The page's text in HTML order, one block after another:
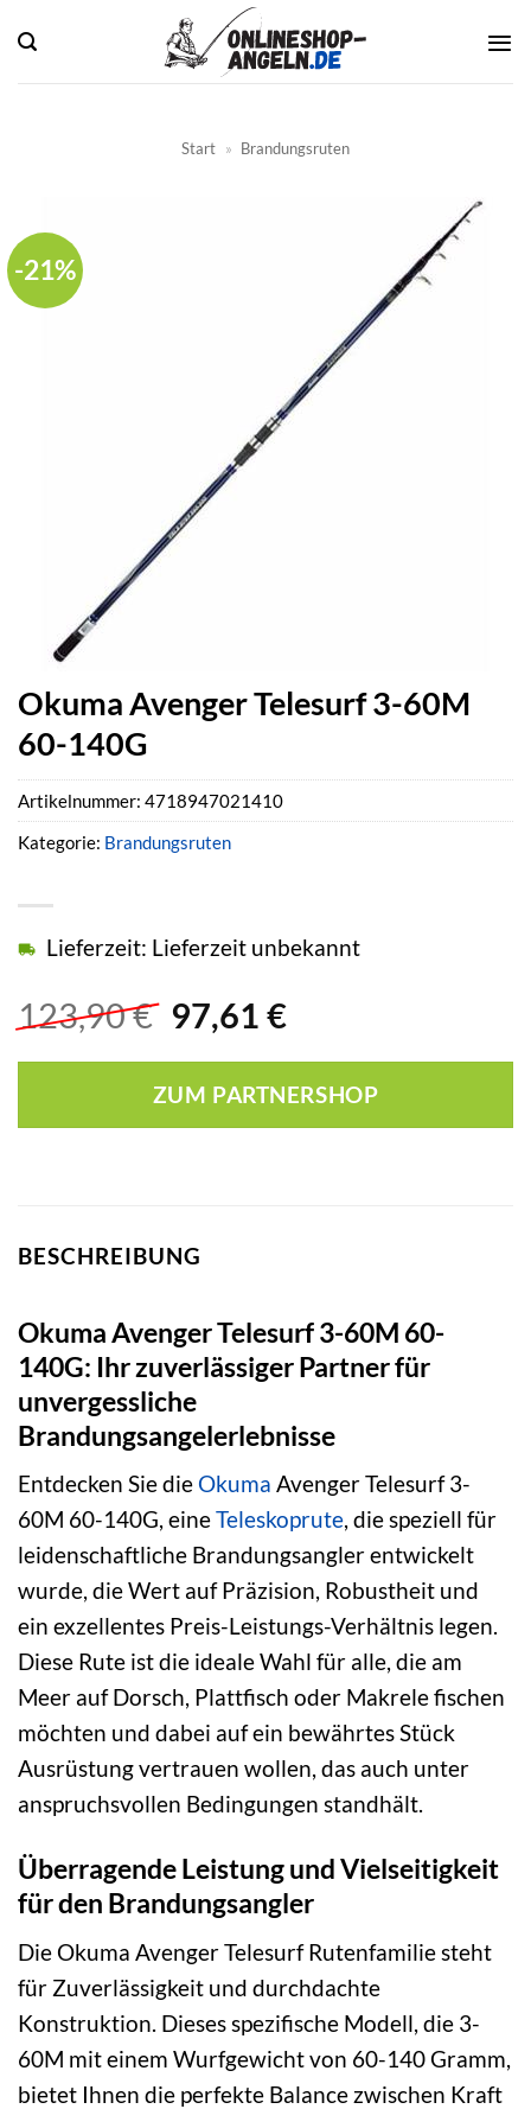
Inhalt
springen
Start » Brandungsruten
-21%
Okuma Avenger Telesurf 3-60M
60-140G
123,90€ Ursprünglicher
war:
123,90 €
97,61 €Aktueller
ist:
97,61 €.
Lieferzeit: Lieferzeit unbekannt
ZUM PARTNERSHOP
Artikelnummer: 4718947021410
Kategorie: Brandungsruten
BESCHREIBUNG
Okuma Avenger Telesurf 3-60M 60-
140G: Ihr zuverlässiger Partner für
unvergessliche
Brandungsangelerlebnisse
Entdecken Sie die Okuma Avenger Telesurf 3-
60M 60-140G, eineTeleskoprute, die speziell für
leidenschaftliche Brandungsangler entwickelt
wurde, die Wert auf Präzision, Robustheit und
ein exzellentes Preis-Leistungs-Verhältnis legen.
Diese Rute ist die ideale Wahl für alle, die am
Meer auf Dorsch, Plattfisch oder Makrele fischen
möchten und dabei auf ein bewährtes Stück
Ausrüstung vertrauen wollen, das auch unter
anspruchsvollen Bedingungen standhält.
Überragende Leistung und Vielseitigkeit
für den Brandungsangler
Die Okuma Avenger Telesurf Rutenfamilie steht
für Zuverlässigkeit und durchdachte
Konstruktion. Dieses spezifische Modell, die 3-
60M mit einem Wurfgewicht von 60-140 Gramm,
bietet Ihnen die perfekte Balance zwischen Kraft